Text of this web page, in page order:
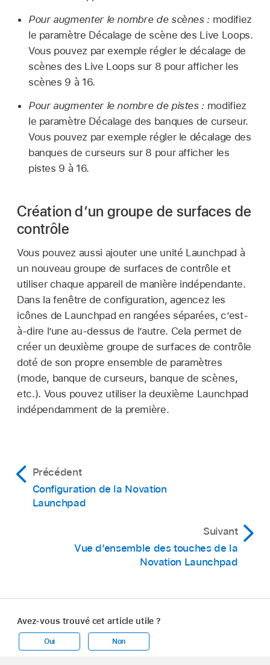
Pour augmenter le nombre de scènes : modifiez
le paramètre Décalage de scène des Live Loops.
Vous pouvez par exemple régler le décalage de
scènes des Live Loops sur 8 pour afficher les
scènes 9 à 16.
Pour augmenter le nombre de pistes : modifiez
le paramètre Décalage des banques de curseur.
Vous pouvez par exemple régler le décalage des
banques de curseurs sur 8 pour afficher les
pistes 9 à 16.
Création d’un groupe de surfaces de
contrôle
Vous pouvez aussi ajouter une unité Launchpad à
un nouveau groupe de surfaces de contrôle et
utiliser chaque appareil de manière indépendante.
Dans la fenêtre de configuration, agencez les
icônes de Launchpad en rangées séparées, c’est-
à-dire l’une au-dessus de l’autre. Cela permet de
créer un deuxième groupe de surfaces de contrôle
doté de son propre ensemble de paramètres
(mode, banque de curseurs, banque de scènes,
etc.). Vous pouvez utiliser la deuxième Launchpad
indépendamment de la première.
Précédent
Configuration de la Novation
Launchpad
Suivant
Vue d’ensemble des touches de la
Novation Launchpad
Avez-vous trouvé cet article utile ?
Oui Non